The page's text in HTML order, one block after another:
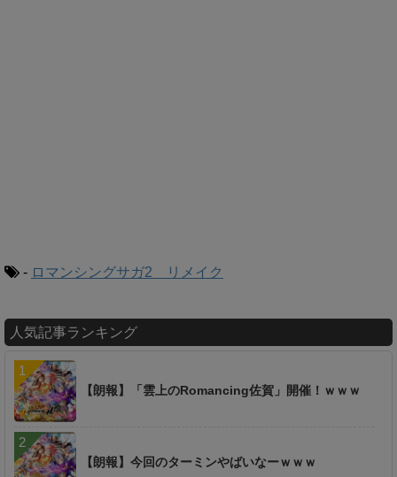
- ロマンシングサガ2 リメイク
人気記事ランキング
【朗報】「雲上のRomancing佐賀」開催！ｗｗｗ
【朗報】今回のターミンやばいなーｗｗｗ